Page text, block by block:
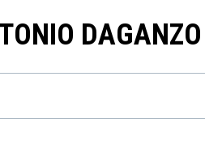
DAGANZO